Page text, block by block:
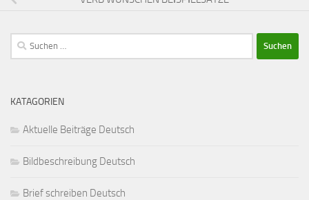
Suchen
nach:
KATAGORIEN
Aktuelle Beiträge Deutsch
Bildbeschreibung Deutsch
Brief schreiben Deutsch